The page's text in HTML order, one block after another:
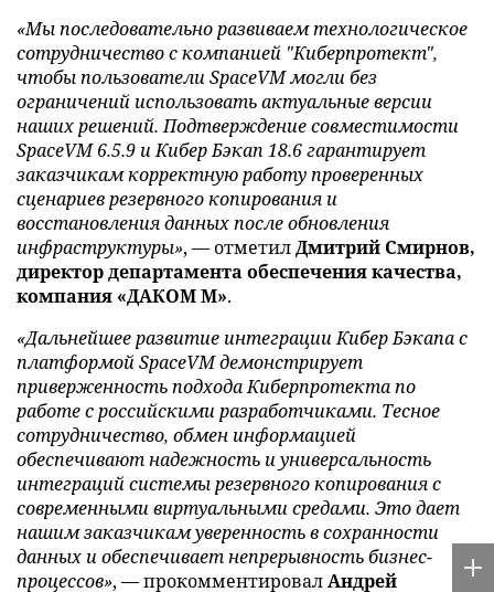
«Мы последовательно развиваем технологическое
сотрудничество с компанией "Киберпротект",
чтобы пользователи SpaceVM могли без
ограничений использовать актуальные версии
наших решений. Подтверждение совместимости
SpaceVM 6.5.9 и Кибер Бэкап 18.6 гарантирует
заказчикам корректную работу проверенных
сценариев резервного копирования и
восстановления данных после обновления
инфраструктуры», — отметилДмитрий Смирнов,
директор департамента обеспечения качества,
компания «ДАКОМ М».
«Дальнейшее развитие интеграции Кибер Бэкапа с
платформой SpaceVM демонстрирует
приверженность подхода Киберпротекта по
работе с российскими разработчиками. Тесное
сотрудничество, обмен информацией
обеспечивают надежность и универсальность
интеграций системы резервного копирования с
современными виртуальными средами. Это дает
нашим заказчикам уверенность в сохранности
данных и обеспечивает непрерывность бизнес-
процессов», — прокомментировалАндрей